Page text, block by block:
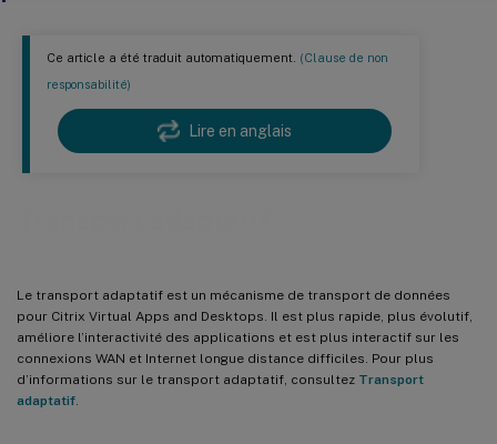
Ce article a été traduit automatiquement. (Clause de non
responsabilité)
Lire en anglais
Le transport adaptatif est un mécanisme de transport de données
pour Citrix Virtual Apps and Desktops. Il est plus rapide, plus évolutif,
améliore l’interactivité des applications et est plus interactif sur les
connexions WAN et Internet longue distance difficiles. Pour plus
d’informations sur le transport adaptatif, consultez Transport
adaptatif